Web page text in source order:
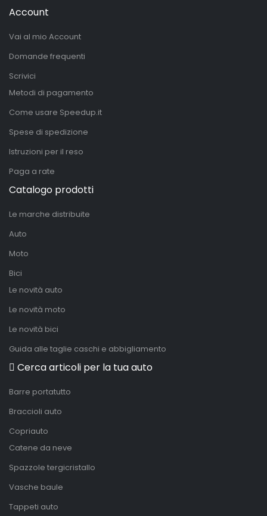
Account
Vai al mio Account
Domande frequenti
Scrivici
Metodi di pagamento
Come usare Speedup.it
Spese di spedizione
Istruzioni per il reso
Paga a rate
Catalogo prodotti
Le marche distribuite
Auto
Moto
Bici
Le novità auto
Le novità moto
Le novità bici
Guida alle taglie caschi e abbigliamento
Cerca articoli per la tua auto
Barre portatutto
Braccioli auto
Copriauto
Catene da neve
Spazzole tergicristallo
Vasche baule
Tappeti auto